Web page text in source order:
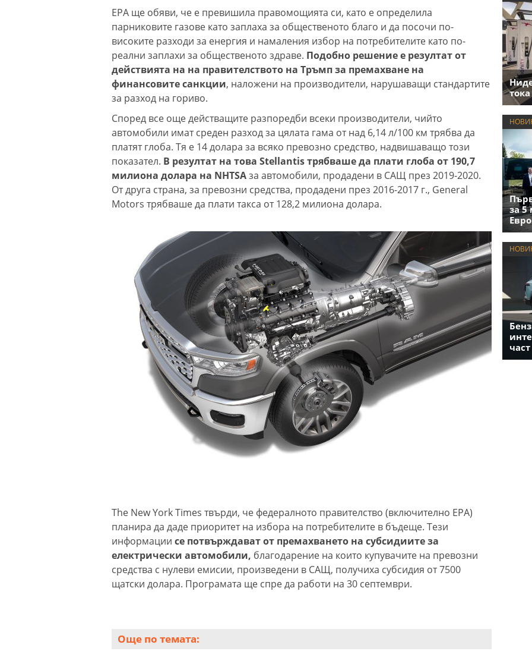
EPA ще обяви, че е превишила правомощията си, като е определила
парниковите газове като заплаха за общественото благо и да посочи по-
високите разходи за енергия и намаления избор на потребителите като по-
реални заплахи за общественото здраве. Подобно решение е резултат от
действията на на правителството на Тръмп за премахване на
финансовите санкции, наложени на производители, нарушаващи стандартите
за разход на гориво.
Според все още действащите разпоредби всеки производители, чийто
автомобили имат среден разход за цялата гама от над 6,14 л/100 км трябва да
платят глоба. Тя е 14 долара за всяко превозно средство, надвишаващо този
показател. В резултат на това Stellantis трябваше да плати глоба от 190,7
милиона долара на NHTSAза автомобили, продадени в САЩ през 2019-2020.
От друга страна, за превозни средства, продадени през 2016-2017 г., General
Motors трябваше да плати такса от 128,2 милиона долара.
The New York Times твърди, че федералното правителство (включително EPA)
планира да даде приоритет на избора на потребителите в бъдеще. Тези
информации се потвърждават от премахването на субсидиите за
електрически автомобили, благодарение на които купувачите на превозни
средства с нулеви емисии, произведени в САЩ, получиха субсидия от 7500
щатски долара. Програмата ще спре да работи на 30 септември.
Още по темата:
за 5
част